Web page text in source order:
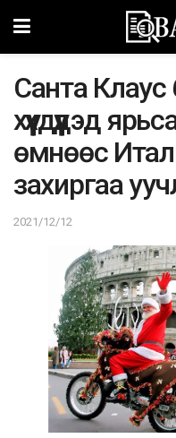
Санта Клаус
хүүхдүүдэд
өмнөөс
захиргаа
2021/12/12